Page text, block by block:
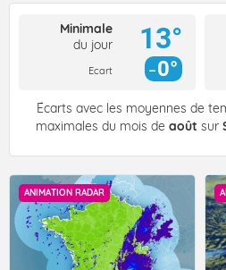
Minimale
du jour
Ecart
13°
0°
Écarts avec les moyennes de
maximales du mois de août sur
ANIMATION RADAR